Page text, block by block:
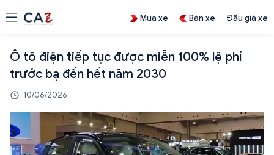
Mua xe Bán xe Đấu giá xe
Ô tô điện tiếp tục được miễn 100% lệ phí
trước bạ đến hết năm 2030
10/06/2026